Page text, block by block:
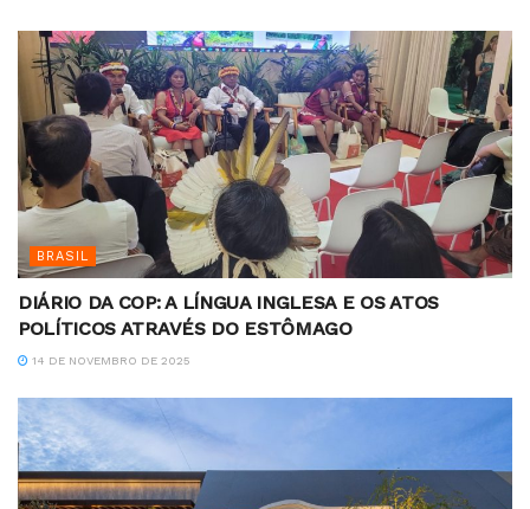
BRASIL
DIÁRIO DA COP: A LÍNGUA INGLESA E OS ATOS
POLÍTICOS ATRAVÉS DO ESTÔMAGO
14 DE NOVEMBRO DE 2025